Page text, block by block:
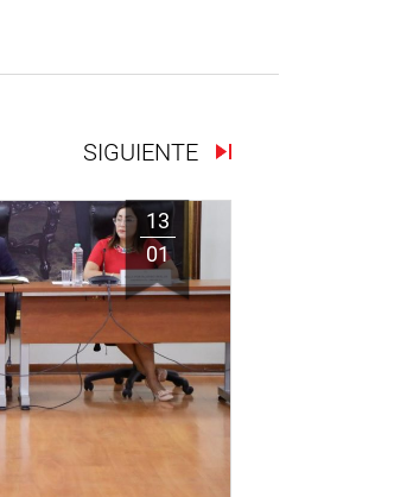
SIGUIENTE
13
01